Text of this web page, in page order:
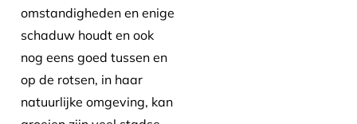
omstandigheden en enige
schaduw houdt en ook
nog eens goed tussen en
op de rotsen, in haar
natuurlijke omgeving, kan